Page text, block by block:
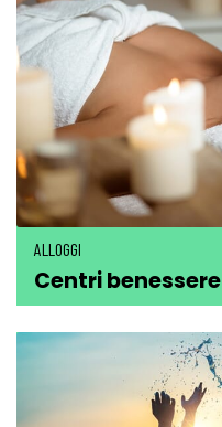
ALLOGGI
Centri benessere